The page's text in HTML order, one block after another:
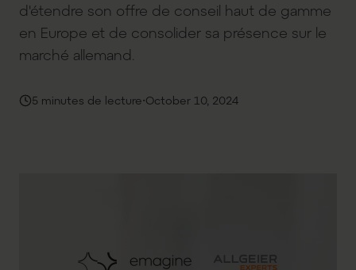
d'étendre son offre de conseil haut de gamme
en Europe et de consolider sa présence sur le
marché allemand.
5 minutes de lecture·October 10, 2024